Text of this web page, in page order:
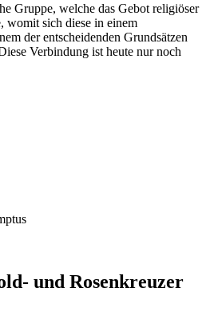
Gruppe, welche das Gebot religiöser
womit sich diese in einem
der entscheidenden Grundsätzen
Verbindung ist heute nur noch
und Rosenkreuzer